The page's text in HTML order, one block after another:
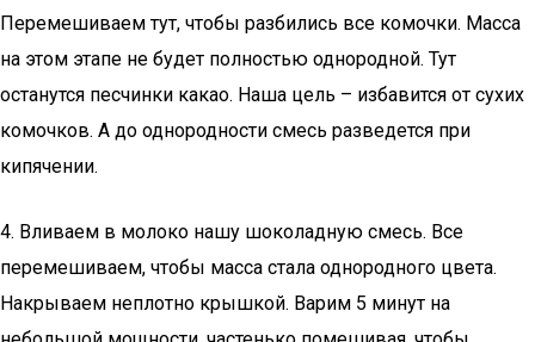
Перемешиваем тут, чтобы разбились все комочки. Масса
на этом этапе не будет полностью однородной. Тут
останутся песчинки какао. Наша цель – избавится от сухих
комочков. А до однородности смесь разведется при
кипячении.
4. Вливаем в молоко нашу шоколадную смесь. Все
перемешиваем, чтобы масса стала однородного цвета.
Накрываем неплотно крышкой. Варим 5 минут на